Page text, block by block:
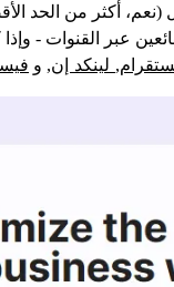
عبر القنوات -
, لينكد إن, و